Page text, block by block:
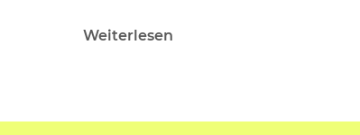
Weiterlesen